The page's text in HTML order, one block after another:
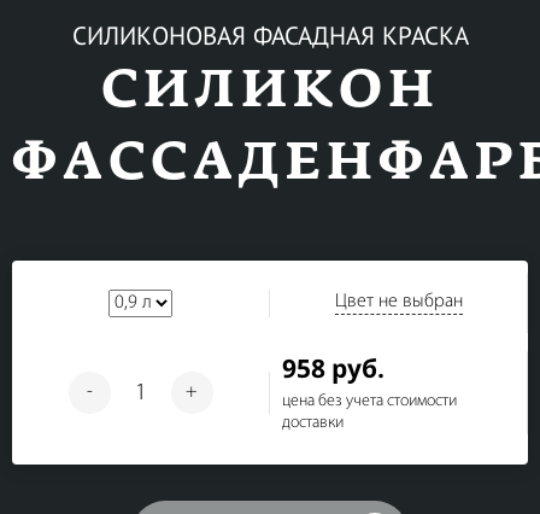
СИЛИКОНОВАЯ ФАСАДНАЯ КРАСКА
СИЛИКОН
Цвет не выбран
- +
958 руб.
цена без учета стоимости
доставки